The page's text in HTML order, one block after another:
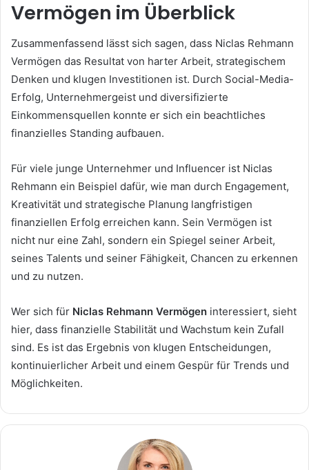
Vermögen im Überblick
Zusammenfassend lässt sich sagen, dass Niclas Rehmann
Vermögen das Resultat von harter Arbeit, strategischem
Denken und klugen Investitionen ist. Durch Social-Media-
Erfolg, Unternehmergeist und diversifizierte
Einkommensquellen konnte er sich ein beachtliches
finanzielles Standing aufbauen.
Für viele junge Unternehmer und Influencer ist Niclas
Rehmann ein Beispiel dafür, wie man durch Engagement,
Kreativität und strategische Planung langfristigen
finanziellen Erfolg erreichen kann. Sein Vermögen ist
nicht nur eine Zahl, sondern ein Spiegel seiner Arbeit,
seines Talents und seiner Fähigkeit, Chancen zu erkennen
und zu nutzen.
Wer sich für Niclas Rehmann Vermögen interessiert, sieht
hier, dass finanzielle Stabilität und Wachstum kein Zufall
sind. Es ist das Ergebnis von klugen Entscheidungen,
kontinuierlicher Arbeit und einem Gespür für Trends und
Möglichkeiten.